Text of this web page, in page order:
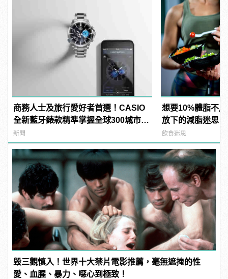
商務人士及旅行愛好者首選！CASIO
全新藍牙錶款精準掌握全球300城市時
間
新聞
想要10%體脂不
放下的減脂迷思
飲食迷思
毀三觀慎入！世界十大禁片電影推薦，毫無遮掩的性
愛、血腥、暴力、噁心到極致！